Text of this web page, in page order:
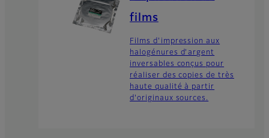
films
Films d'impression aux
halogénures d'argent
inversables conçus pour
réaliser des copies de très
haute qualité à partir
d'originaux sources.